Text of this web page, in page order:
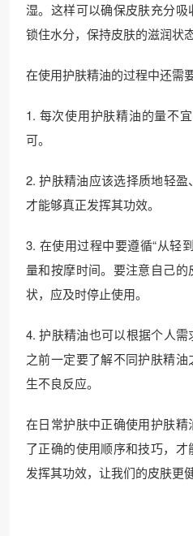
湿。这样可以确保皮肤充分
锁住水分，保持皮肤的滋润状态
在使用护肤精油的过程中还需
1. 每次使用护肤精油的量不
可。
2. 护肤精油应该选择质地轻盈
才能够真正发挥其功效。
3. 在使用过程中要遵循“从轻
量和按摩时间。要注意自己
状，应及时停止使用。
4. 护肤精油也可以根据个人
之前一定要了解不同护肤精
生不良反应。
在日常护肤中正确使用护肤
了正确的使用顺序和技巧，
发挥其功效，让我们的皮肤更